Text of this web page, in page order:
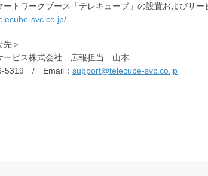
ートワークブース「テレキューブ」の設置およびサー
svc.co.jp/
先＞
ービス株式会社 広報担当 山本
5319 / Email： support@telecube-svc.co.jp